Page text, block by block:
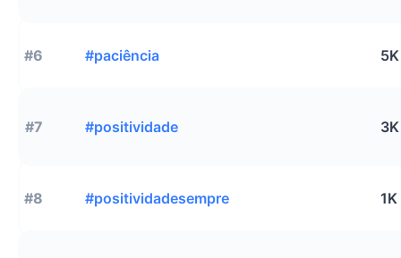
#6 #paciência 5K
#7 #positividade 3K
#8 #positividadesempre 1K